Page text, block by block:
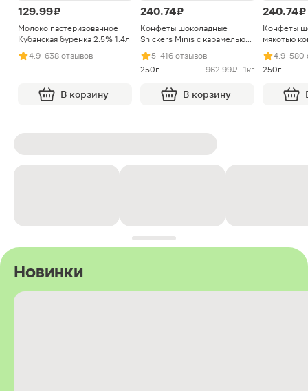
129.99 ₽
Молоко пастеризованное
Кубанская буренка 2.5% 1.4л
4.9· 638 отзывов
В корзину
240.74 ₽
Конфеты шоколадные
Snickers Minis с карамелью
арахисом и нугой
5· 416 отзывов
250г
962.99 ₽ · 1кг
В корзину
240.74 ₽
Конфеты
мякотью
4.9· 580
250г
Новинки